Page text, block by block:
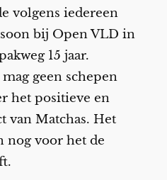
volgens iedereen
bij Open VLD in
15 jaar.
geen schepen
het positieve en
van Matchas. Het
nog voor het de